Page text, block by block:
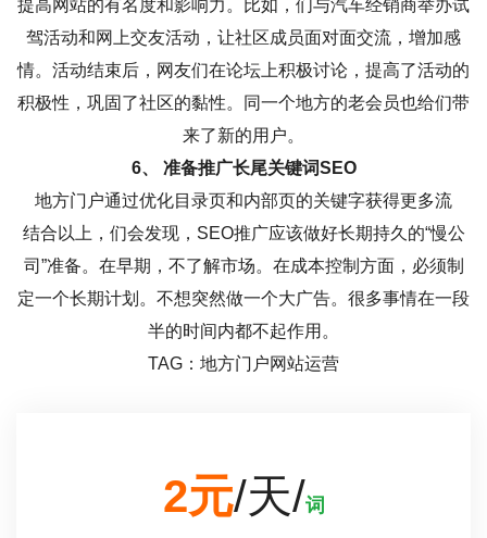
提高网站的有名度和影响力。比如，们与汽车经销商举办试
驾活动和网上交友活动，让社区成员面对面交流，增加感
情。活动结束后，网友们在论坛上积极讨论，提高了活动的
积极性，巩固了社区的黏性。同一个地方的老会员也给们带
来了新的用户。
6、 准备推广长尾关键词SEO
地方门户通过优化目录页和内部页的关键字获得更多流
结合以上，们会发现，SEO推广应该做好长期持久的“慢公
司”准备。在早期，不了解市场。在成本控制方面，必须制
定一个长期计划。不想突然做一个大广告。很多事情在一段
半的时间内都不起作用。
TAG：地方门户网站运营
2元/天/词